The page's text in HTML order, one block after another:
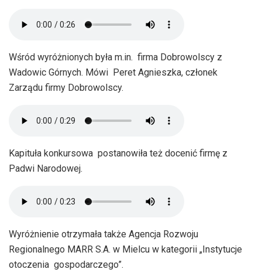
Wśród wyróżnionych była m.in. firma Dobrowolscy z
Wadowic Górnych. Mówi Peret Agnieszka, członek
Zarządu firmy Dobrowolscy.
Kapituła konkursowa postanowiła też docenić firmę z
Padwi Narodowej.
Wyróżnienie otrzymała także Agencja Rozwoju
Regionalnego MARR S.A. w Mielcu w kategorii „Instytucje
otoczenia gospodarczego”.